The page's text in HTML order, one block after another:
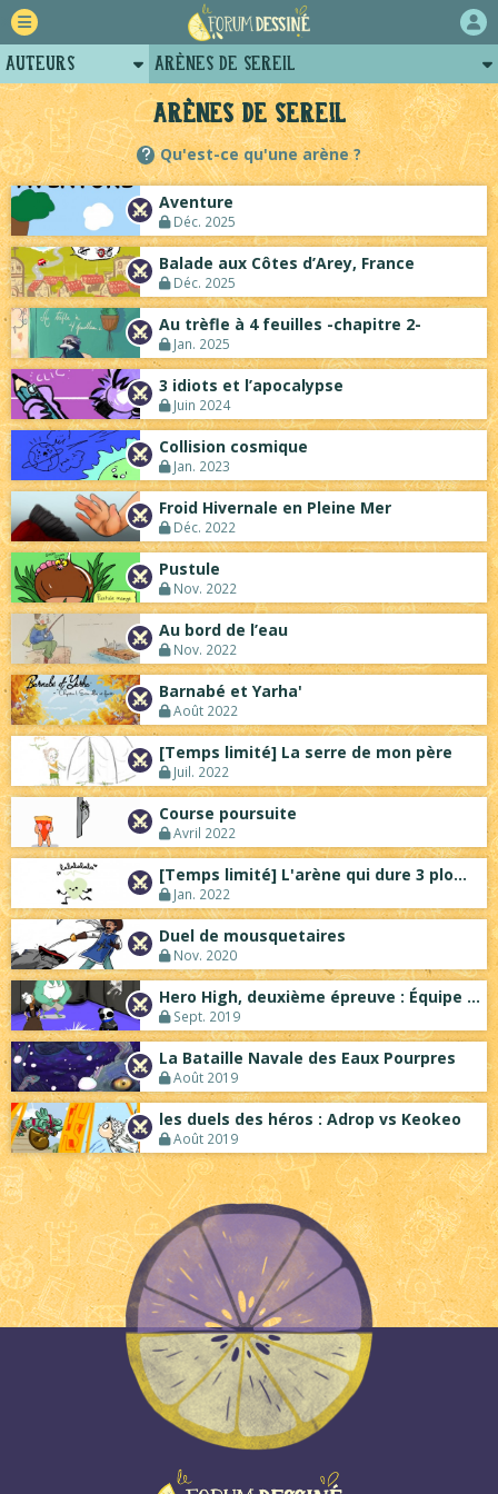
Arènes de sereil
Qu'est-ce qu'une arène ?
Aventure
Déc. 2025
Balade aux Côtes d’Arey, France
Déc. 2025
Au trèfle à 4 feuilles -chapitre 2-
Jan. 2025
3 idiots et l’apocalypse
Juin 2024
Collision cosmique
Jan. 2023
Froid Hivernale en Pleine Mer
Déc. 2022
Pustule
Nov. 2022
Au bord de l’eau
Nov. 2022
Barnabé et Yarha'
Août 2022
[Temps limité] La serre de mon père
Juil. 2022
Course poursuite
Avril 2022
[Temps limité] L'arène qui dure 3 plombe...
Jan. 2022
Duel de mousquetaires
Nov. 2020
Hero High, deuxième épreuve : Équipe ble...
Sept. 2019
La Bataille Navale des Eaux Pourpres
Août 2019
les duels des héros : Adrop vs Keokeo
Août 2019
Auteurs
Retour
Forum
Projets
Tutoriels
Arènes de sereil
Profil de sereil
Posts de sereil
Projets collectifs de sereil